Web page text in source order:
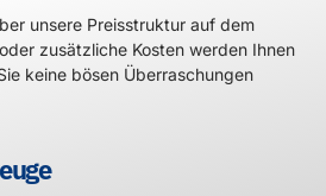
unsere Preisstruktur auf dem
zusätzliche Kosten werden Ihnen
keine bösen Überraschungen